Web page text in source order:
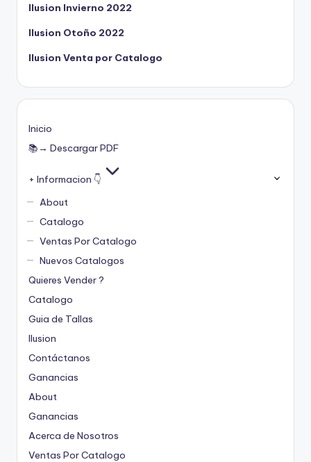
Ilusion Invierno 2022
Ilusion Otoño 2022
Ilusion Venta por Catalogo
Inicio
📚→ Descargar PDF
+ Informacion 👇
About
Catalogo
Ventas Por Catalogo
Nuevos Catalogos
Quieres Vender ?
Catalogo
Guia de Tallas
Ilusion
Contáctanos
Ganancias
About
Ganancias
Acerca de Nosotros
Ventas Por Catalogo